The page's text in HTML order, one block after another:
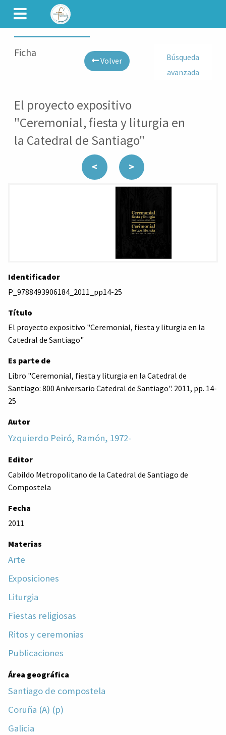
CAMINET
Ficha
Volver
Búsqueda
avanzada
El proyecto expositivo
"Ceremonial, fiesta y liturgia en
la Catedral de Santiago"
< >
Identificador
P_9788493906184_2011_pp14-25
Título
El proyecto expositivo "Ceremonial, fiesta y liturgia en la
Catedral de Santiago"
Es parte de
Libro "Ceremonial, fiesta y liturgia en la Catedral de
Santiago: 800 Aniversario Catedral de Santiago". 2011, pp. 14-
25
Autor
Yzquierdo Peiró, Ramón, 1972-
Editor
Cabildo Metropolitano de la Catedral de Santiago de
Compostela
Fecha
2011
Materias
Arte
Exposiciones
Liturgia
Fiestas religiosas
Ritos y ceremonias
Publicaciones
Área geográfica
Santiago de compostela
Coruña (A) (p)
Galicia